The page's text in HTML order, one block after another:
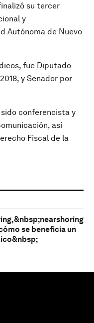
su tercer
y
Autónoma de Nuevo
fue Diputado
y Senador por
conferencista y
así
Fiscal de la
se beneficia un